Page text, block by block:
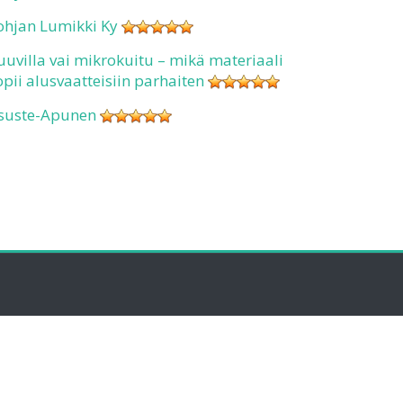
Lumikki Ky
vai mikrokuitu – mikä materiaali
alusvaatteisiin parhaiten
Apunen